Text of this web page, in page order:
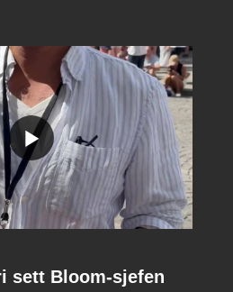
sett Bloom-sjefen